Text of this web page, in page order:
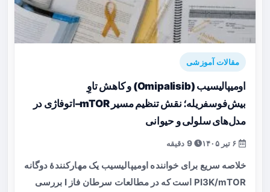
مقالات آموزشی
اومیپالیسیب (Omipalisib) و کاهش تاوِ
بیش‌فوسفریله؛ نقش تنظیم مسیر mTOR–اتوفاژی در
مدل‌های سلولی و حیوانی
9 دقیقه
خلاصه سریع برای خواننده اومیپالیسیب یک مهارکنندهٔ دوگانه
PI3K/mTOR است که در مطالعات سرطان فاز I بررسی